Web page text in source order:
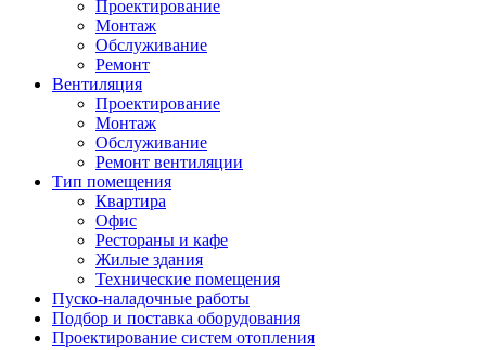
Проектирование
Монтаж
Обслуживание
Ремонт
Вентиляция
Проектирование
Монтаж
Обслуживание
Ремонт вентиляции
Тип помещения
Квартира
Офис
Рестораны и кафе
Жилые здания
Технические помещения
Пуско-наладочные работы
Подбор и поставка оборудования
Проектирование систем отопления